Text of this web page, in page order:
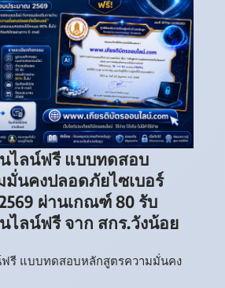
ไลน์ฟรี แบบทดสอบ
นคงปลอดภัยไซเบอร์
ผ่านเกณฑ์ 80 รับ
ไลน์ฟรี จาก สกร.วังน้อย
ฟรี แบบทดสอบหลักสูตรความมั่นคง